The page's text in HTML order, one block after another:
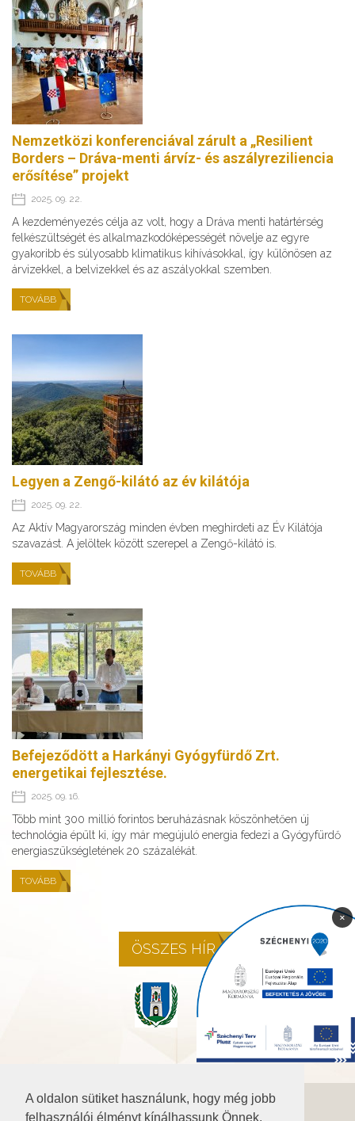
A oldalon sütiket használunk, hogy még jobb
felhasználói élményt kínálhassunk Önnek.
Nemzetközi konferenciával zárult a „Resilient
Borders – Dráva-menti árvíz- és aszályreziliencia
erősítése” projekt
2025. 09. 22.
A kezdeményezés célja az volt, hogy a Dráva menti határtérség
felkészültségét és alkalmazkodóképességét növelje az egyre
gyakoribb és súlyosabb klimatikus kihívásokkal, így különösen az
árvizekkel, a belvizekkel és az aszályokkal szemben.
TOVÁBB
Legyen a Zengő-kilátó az év kilátója
2025. 09. 22.
Az Aktív Magyarország minden évben meghirdeti az Év Kilátója
szavazást. A jelöltek között szerepel a Zengő-kilátó is.
TOVÁBB
Befejeződött a Harkányi Gyógyfürdő Zrt.
energetikai fejlesztése.
2025. 09. 16.
Több mint 300 millió forintos beruházásnak köszönhetően új
technológia épült ki, így már megújuló energia fedezi a Gyógyfürdő
energiaszükségletének 20 százalékát.
TOVÁBB
ÖSSZES HÍR
©2026 Baranya.hu
Akadálymentesítési nyilatkozat
×